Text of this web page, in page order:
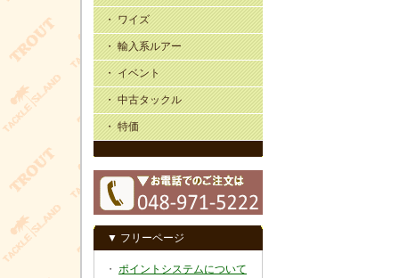
・ ワイズ
・ 輸入系ルアー
・ イベント
・ 中古タックル
・ 特価
▼ フリーページ
・ ポイントシステムについて